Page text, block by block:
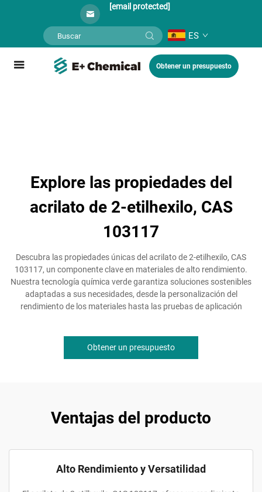
[email protected]
ES
Obtener un presupuesto
Explore las propiedades del
acrilato de 2-etilhexilo, CAS
103117
Descubra las propiedades únicas del acrilato de 2-etilhexilo, CAS
103117, un componente clave en materiales de alto rendimiento.
Nuestra tecnología química verde garantiza soluciones sostenibles
adaptadas a sus necesidades, desde la personalización del
rendimiento de los materiales hasta las pruebas de aplicación
Obtener un presupuesto
Ventajas del producto
Alto Rendimiento y Versatilidad